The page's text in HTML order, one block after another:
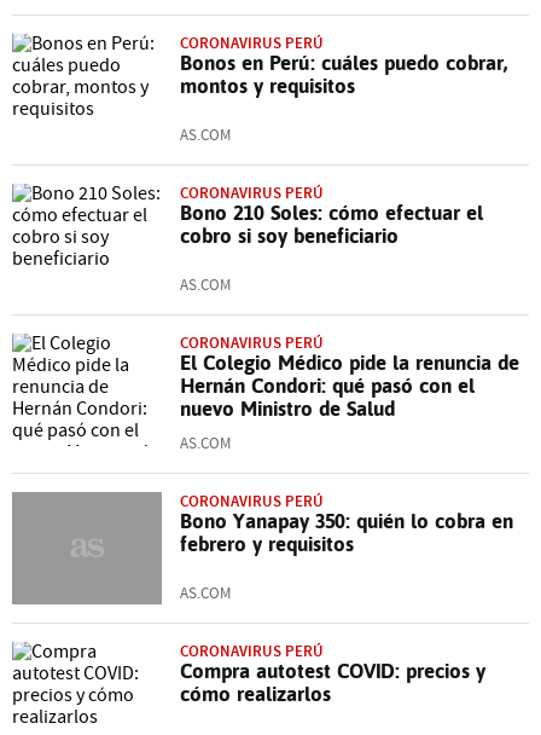
CORONAVIRUS PERÚ
Bonos en Perú: cuáles puedo cobrar,
montos y requisitos
AS.COM
CORONAVIRUS PERÚ
Bono 210 Soles: cómo efectuar el
cobro si soy beneficiario
AS.COM
CORONAVIRUS PERÚ
El Colegio Médico pide la renuncia de
Hernán Condori: qué pasó con el
nuevo Ministro de Salud
AS.COM
CORONAVIRUS PERÚ
Bono Yanapay 350: quién lo cobra en
febrero y requisitos
AS.COM
CORONAVIRUS PERÚ
Compra autotest COVID: precios y
cómo realizarlos